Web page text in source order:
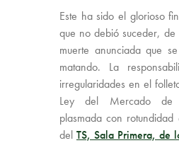
Este ha sido el glorioso
que no debió suceder,
muerte anunciada que
matando. La
irregularidades en el
Ley del Mercado de
plasmada con rotundidad
del TS, Sala Primera, de